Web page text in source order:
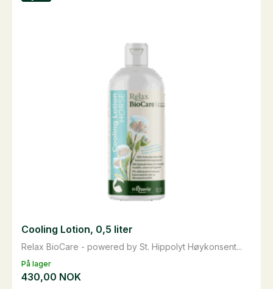
varianter.
På lager
Relax BioCare - powered by St. Hippolyt Høykonsent...
Cooling Lotion, 0,5 liter
430,00 NOK